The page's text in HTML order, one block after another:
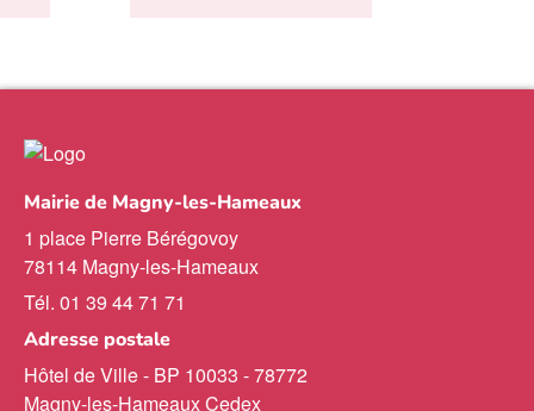
Mairie de Magny-les-Hameaux
1 place Pierre Bérégovoy
78114 Magny-les-Hameaux
Tél. 01 39 44 71 71
Adresse postale
Hôtel de Ville - BP 10033 - 78772
Magny-les-Hameaux Cedex